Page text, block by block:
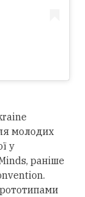
молодих
у
раніше